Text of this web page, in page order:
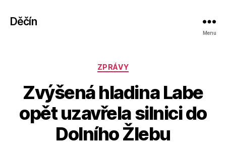
Děčín
Menu
Rubriky
ZPRÁVY
Zvýšená hladina Labe
opět uzavřela silnici do
Dolního Žlebu
u
t
o